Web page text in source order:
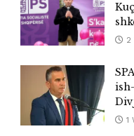
KËSHILLI I LARTË
Rotacioni
koha për
2
1